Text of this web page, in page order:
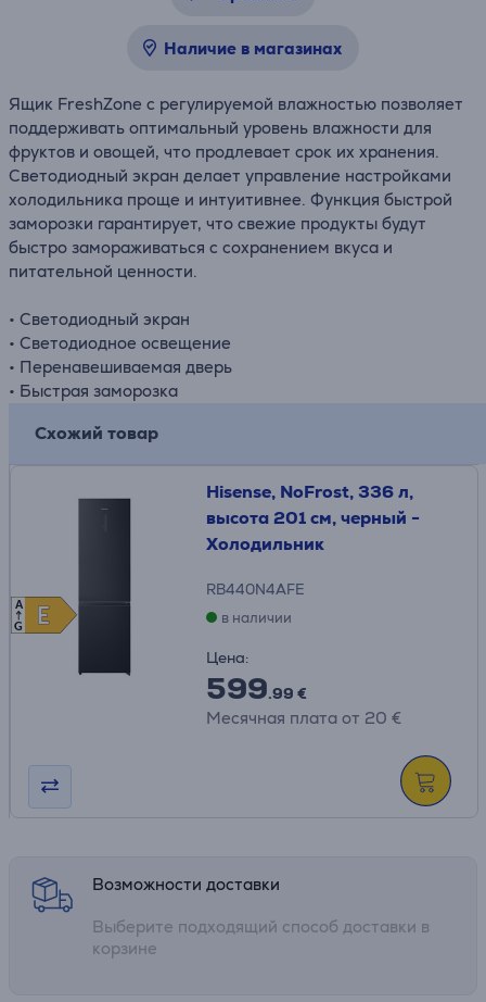
Наличие в магазинах
Ящик FreshZone с регулируемой влажностью позволяет
поддерживать оптимальный уровень влажности для
фруктов и овощей, что продлевает срок их хранения.
Светодиодный экран делает управление настройками
холодильника проще и интуитивнее. Функция быстрой
заморозки гарантирует, что свежие продукты будут
быстро замораживаться с сохранением вкуса и
питательной ценности.
• Светодиодный экран
• Светодиодное освещение
• Перенавешиваемая дверь
• Быстрая заморозка
Схожий товар
E
E
A
G
Hisense, NoFrost, 336 л,
высота 201 см, черный -
Холодильник
RB440N4AFE
в наличии
Цена:
599.99 €
Месячная плата от 20 €
Возможности доставки
Выберите подходящий способ доставки в
корзине